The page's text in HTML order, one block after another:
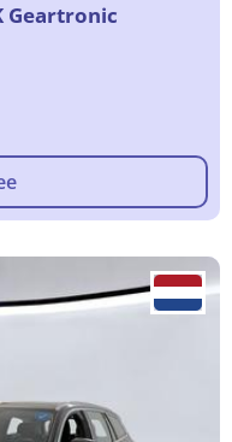
Geartronic